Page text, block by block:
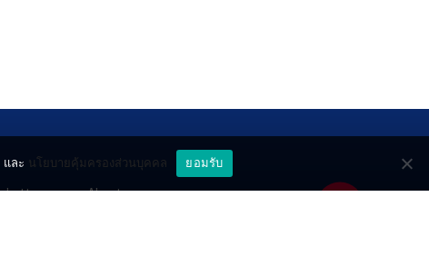
Lottery
About
และ นโยบายคุ้มครองส่วนบุคคล ยอมรับ